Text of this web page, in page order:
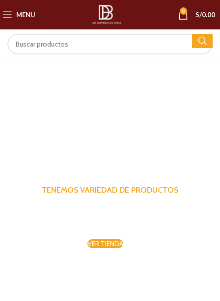
MENU 0 S/0.00
TENEMOS VARIEDAD DE PRODUCTOS
VER TIENDA